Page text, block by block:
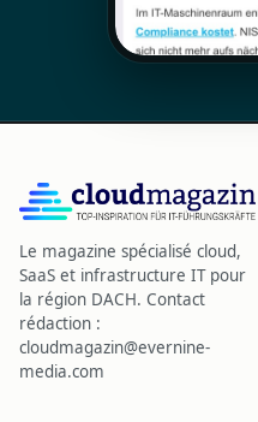
Le magazine spécialisé cloud,
SaaS et infrastructure IT pour
la région DACH. Contact
rédaction :
cloudmagazin@evernine-
media.com